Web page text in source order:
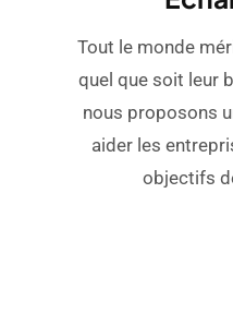
Tout le monde
quel que soit leur
nous proposons
aider les
objectifs